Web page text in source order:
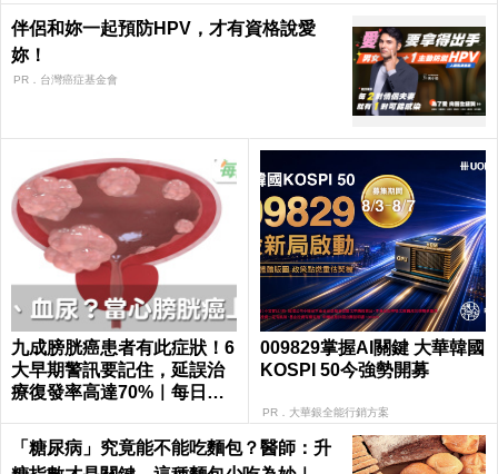
伴侶和妳一起預防HPV，才有資格說愛
妳！
PR．台灣癌症基金會
九成膀胱癌患者有此症狀！6
大早期警訊要記住，延誤治
療復發率高達70%｜每日健
009829掌握AI關鍵 大華韓國
KOSPI 50今強勢開募
PR．大華銀全能行銷方案
「糖尿病」究竟能不能吃麵包？醫師：升